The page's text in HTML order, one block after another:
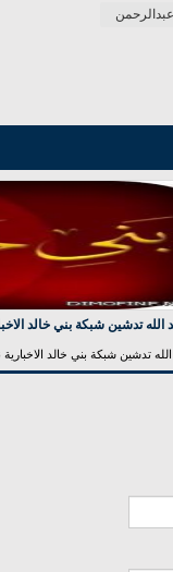
عبدالرحمن
الله تدشين شبكة بني خالد
تدشين شبكة بني خالد